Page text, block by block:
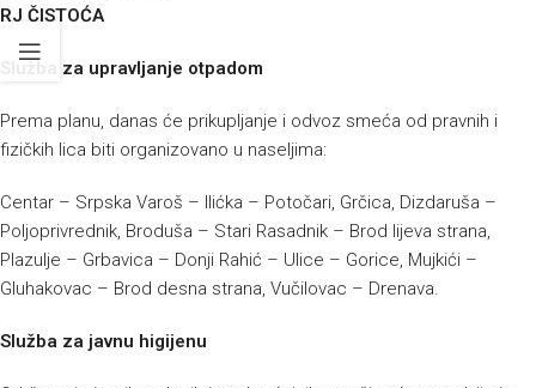
RJ ČISTOĆA
Služba za upravljanje otpadom
Prema planu, danas će prikupljanje i odvoz smeća od pravnih i
fizičkih lica biti organizovano u naseljima:
Centar – Srpska Varoš – Ilićka – Potočari, Grčica, Dizdaruša –
Poljoprivrednik, Broduša – Stari Rasadnik – Brod lijeva strana,
Plazulje – Grbavica – Donji Rahić – Ulice – Gorice, Mujkići –
Gluhakovac – Brod desna strana, Vučilovac – Drenava.
Služba za javnu higijenu